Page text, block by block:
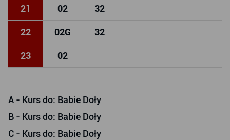
21 02 32
22 02G 32
23 02
A - Kurs do: Babie Doły
B - Kurs do: Babie Doły
C - Kurs do: Babie Doły